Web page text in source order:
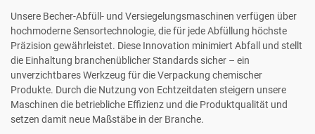
Unsere Becher-Abfüll- und Versiegelungsmaschinen verfügen über
hochmoderne Sensortechnologie, die für jede Abfüllung höchste
Präzision gewährleistet. Diese Innovation minimiert Abfall und stellt
die Einhaltung branchenüblicher Standards sicher – ein
unverzichtbares Werkzeug für die Verpackung chemischer
Produkte. Durch die Nutzung von Echtzeitdaten steigern unsere
Maschinen die betriebliche Effizienz und die Produktqualität und
setzen damit neue Maßstäbe in der Branche.